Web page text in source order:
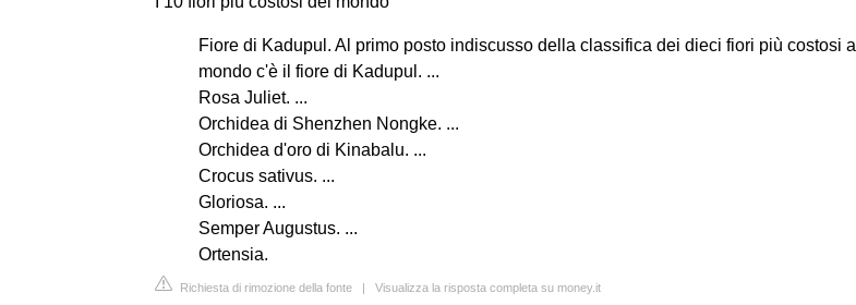
Fiore di Kadupul. Al primo posto indiscusso della classifica dei dieci fiori più costosi al
mondo c'è il fiore di Kadupul. ...
Rosa Juliet. ...
Orchidea di Shenzhen Nongke. ...
Orchidea d'oro di Kinabalu. ...
Crocus sativus. ...
Gloriosa. ...
Semper Augustus. ...
Ortensia.
Richiesta di rimozione della fonte | Visualizza la risposta completa su money.it